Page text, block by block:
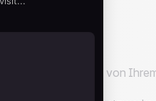
müssen vollständig von